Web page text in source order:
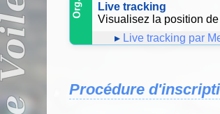
Live tracking
Visualisez la position
Live tracking par
Procédure